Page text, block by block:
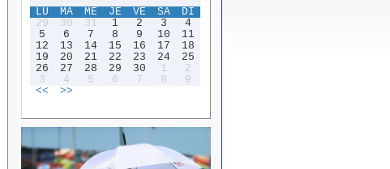
LU
MA ME JE VE SA
DI
29
30 31 1 2 3
4
5
6 7 8 9 10
11
12
13 14 15 16 17
18
19
20 21 22 23 24
25
26
27 28 29 30 1
2
3
4 5 6 7 8
9
<<
>>